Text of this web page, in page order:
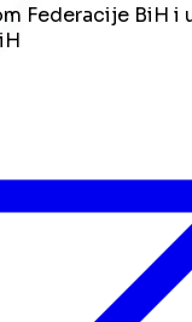
Federacije BiH i